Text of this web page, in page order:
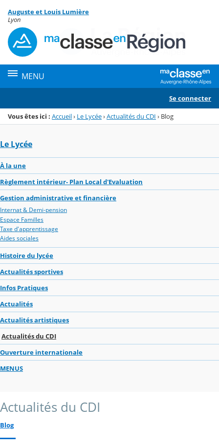
Menu de la rubrique
Contenu
Auguste et Louis Lumière
Lyon
MENU
Se connecter
Vous êtes ici : Accueil› Le Lycée›Actualités du CDI › Blog
Le Lycée
À la une
Règlement intérieur- Plan Local d'Evaluation
Gestion administrative et financière
Internat & Demi-pension
Espace Familles
Taxe d'apprentissage
Aides sociales
Histoire du lycée
Actualités sportives
Infos Pratiques
Actualités
Actualités artistiques
Actualités du CDI
Ouverture internationale
MENUS
Actualités du CDI
Blog